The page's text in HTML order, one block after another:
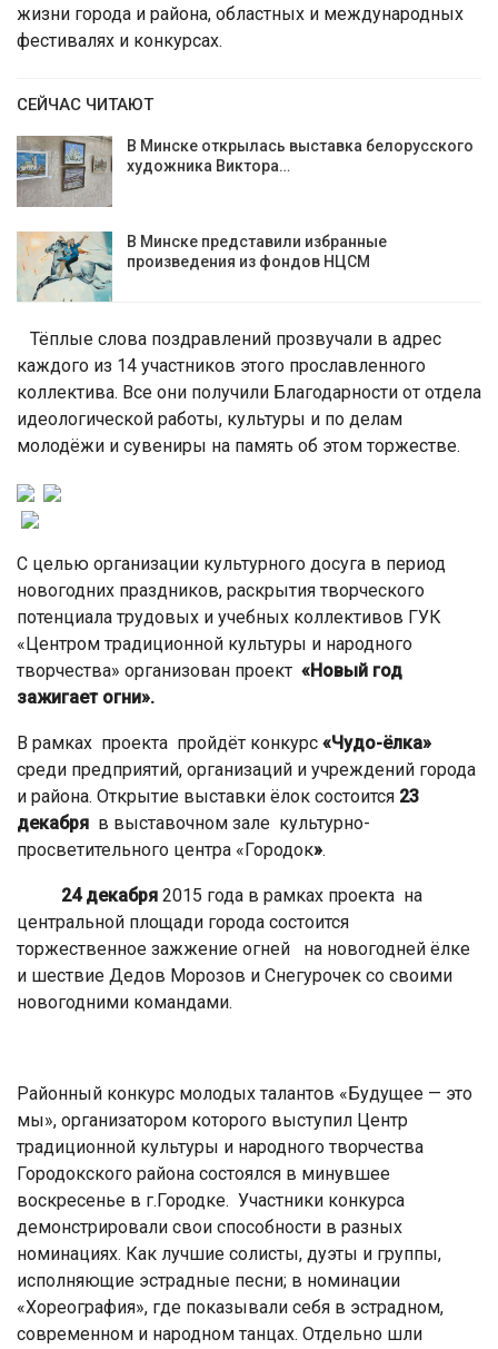
жизни города и района, областных и международных
фестивалях и конкурсах.
СЕЙЧАС ЧИТАЮТ
В Минске открылась выставка белорусского
художника Виктора…
В Минске представили избранные
произведения из фондов НЦСМ
Тёплые слова поздравлений прозвучали в адрес
каждого из 14 участников этого прославленного
коллектива. Все они получили Благодарности от отдела
идеологической работы, культуры и по делам
молодёжи и сувениры на память об этом торжестве.
С целью организации культурного досуга в период
новогодних праздников, раскрытия творческого
потенциала трудовых и учебных коллективов ГУК
«Центром традиционной культуры и народного
творчества» организован проект «Новый год
зажигает огни».
В рамках проекта пройдёт конкурс «Чудо-ёлка»
среди предприятий, организаций и учреждений города
и района. Открытие выставки ёлок состоится 23
декабря в выставочном зале культурно-
просветительного центра «Городок».
24 декабря 2015 года в рамках проекта на
центральной площади города состоится
торжественное зажжение огней на новогодней ёлке
и шествие Дедов Морозов и Снегурочек со своими
новогодними командами.
Районный конкурс молодых талантов «Будущее — это
мы», организатором которого выступил Центр
традиционной культуры и народного творчества
Городокского района состоялся в минувшее
воскресенье в г.Городке. Участники конкурса
демонстрировали свои способности в разных
номинациях. Как лучшие солисты, дуэты и группы,
исполняющие эстрадные песни; в номинации
«Хореография», где показывали себя в эстрадном,
современном и народном танцах. Отдельно шли